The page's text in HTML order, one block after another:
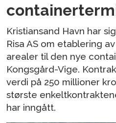
Kristiansand Havn har
Risa AS om etablering
arealer til den nye
Kongsgård-Vige.
verdi på 250 millioner
største
har inngått.